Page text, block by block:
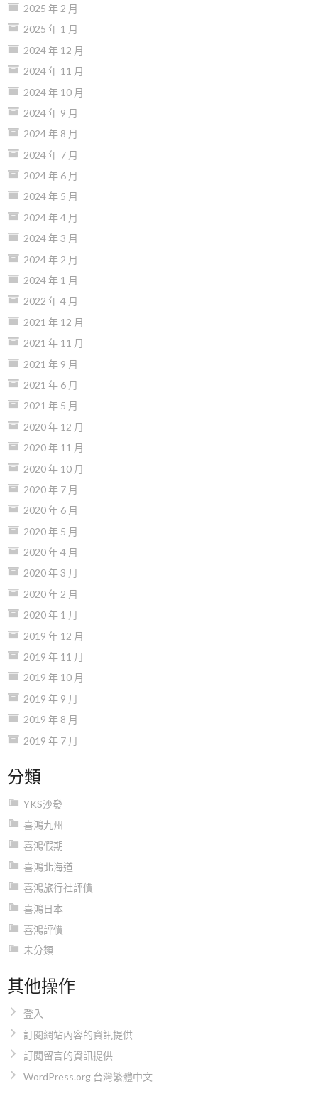
2025 年 2 月
2025 年 1 月
2024 年 12 月
2024 年 11 月
2024 年 10 月
2024 年 9 月
2024 年 8 月
2024 年 7 月
2024 年 6 月
2024 年 5 月
2024 年 4 月
2024 年 3 月
2024 年 2 月
2024 年 1 月
2022 年 4 月
2021 年 12 月
2021 年 11 月
2021 年 9 月
2021 年 6 月
2021 年 5 月
2020 年 12 月
2020 年 11 月
2020 年 10 月
2020 年 7 月
2020 年 6 月
2020 年 5 月
2020 年 4 月
2020 年 3 月
2020 年 2 月
2020 年 1 月
2019 年 12 月
2019 年 11 月
2019 年 10 月
2019 年 9 月
2019 年 8 月
2019 年 7 月
分類
YKS沙發
喜鴻九州
喜鴻假期
喜鴻北海道
喜鴻旅行社評價
喜鴻日本
喜鴻評價
未分類
其他操作
登入
訂閱網站內容的資訊提供
訂閱留言的資訊提供
WordPress.org 台灣繁體中文